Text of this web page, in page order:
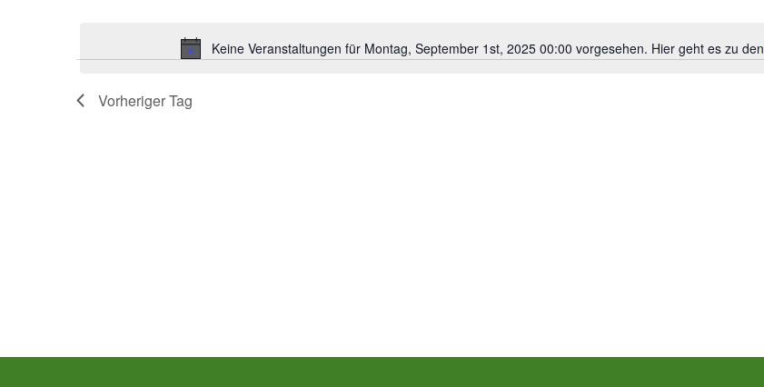
1st,
2025
Hinweis
Keine Veranstaltungen für Montag, September 1st, 2025 00:00 vorgesehen. Hier geht es zu den
Navigation
Veranstaltungen
Schlüsselwort.
Vorheriger Tag